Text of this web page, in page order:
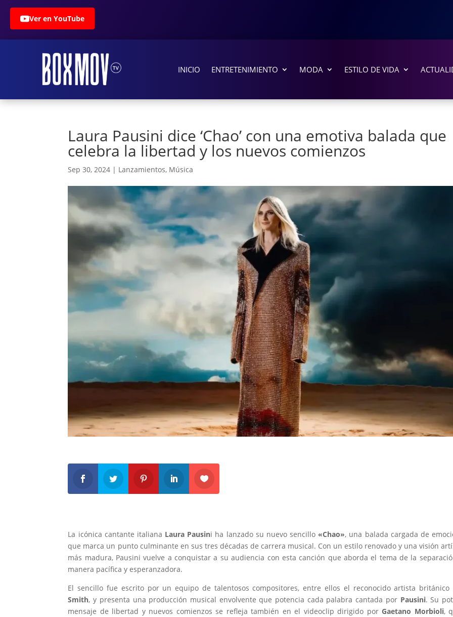
Ver en YouTube
INICIO ENTRETENIMIENTO MODA ESTILO DE VIDA
Laura Pausini dice ‘Chao’ con una emotiva balada que
celebra la libertad y los nuevos comienzos
Sep 30, 2024 | Lanzamientos, Música
La icónica cantante italiana Laura Pausini ha lanzado su nuevo sencillo «Chao», una balada cargada de
que marca un punto culminante en sus tres décadas de carrera musical. Con un estilo renovado y una visión
más madura, Pausini vuelve a conquistar a su audiencia con esta canción que aborda el tema de la
manera pacífica y esperanzadora.
El sencillo fue escrito por un equipo de talentosos compositores, entre ellos el reconocido artista británico
Smith, y presenta una producción musical envolvente que potencia cada palabra cantada por Pausini. Su
mensaje de libertad y nuevos comienzos se refleja también en el videoclip dirigido porGaetano Morbioli,